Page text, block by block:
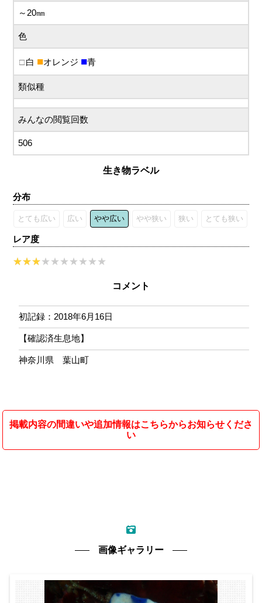
～20㎜
色
白 オレンジ 青
類似種
みんなの閲覧回数
506
生き物ラベル
分布
とても広い 広い やや広い やや狭い 狭い とても狭い
レア度
コメント
初記録：2018年6月16日
【確認済生息地】
神奈川県 葉山町
掲載内容の間違いや追加情報はこちらからお知らせくださ
い
画像ギャラリー